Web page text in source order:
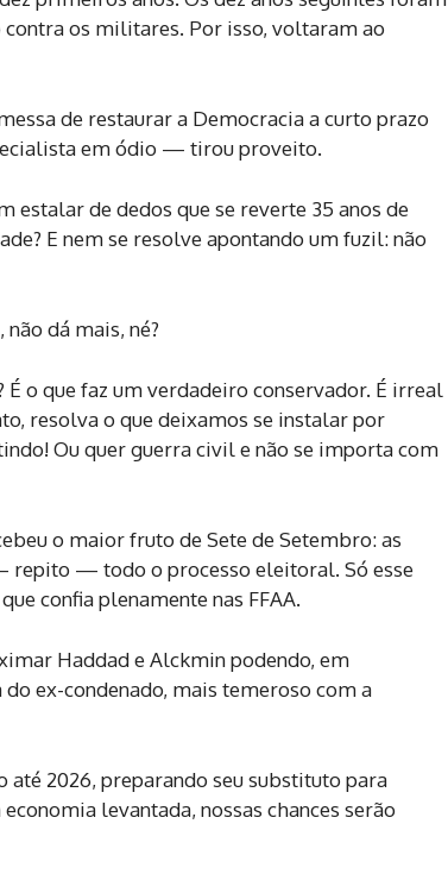
os militares. Por isso, voltaram ao
de restaurar a Democracia a curto prazo
em ódio — tirou proveito.
estalar de dedos que se reverte 35 anos de
E nem se resolve apontando um fuzil: não
não dá mais, né?
É o que faz um verdadeiro conservador. É irreal
resolva o que deixamos se instalar por
Ou quer guerra civil e não se importa com
o maior fruto de Sete de Setembro: as
repito — todo o processo eleitoral. Só esse
confia plenamente nas FFAA.
Haddad e Alckmin podendo, em
ex-condenado, mais temeroso com a
2026, preparando seu substituto para
levantada, nossas chances serão